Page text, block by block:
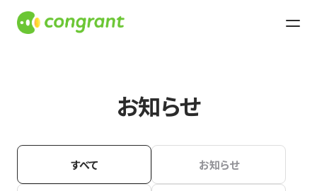
お知らせ
すべて お知らせ